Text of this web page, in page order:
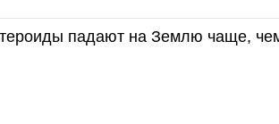
падают на Землю чаще,